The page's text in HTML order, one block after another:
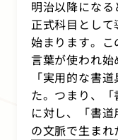
明治以降にな
正式科目とし
始まります。
言葉が使われ
「実用的な書
た。つまり、
に対し、「書
の文脈で生まれ